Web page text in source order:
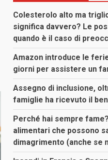
Colesterolo alto ma
significa davvero? Le
quando è il caso di
Amazon introduce le
giorni per assistere un
Assegno di inclusione,
famiglie ha ricevuto il
Perché hai sempre
alimentari che possono
dimagrimento (anche se